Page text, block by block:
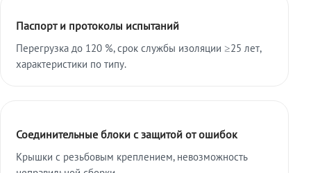
Паспорт и протоколы испытаний
Перегрузка до 120 %, срок службы изоляции ≥25 лет,
характеристики по типу.
Соединительные блоки с защитой от ошибок
Крышки с резьбовым креплением, невозможность